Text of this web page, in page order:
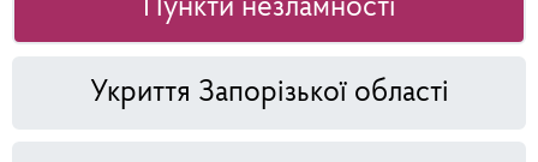
Пункти незламності
Укриття Запорізької області